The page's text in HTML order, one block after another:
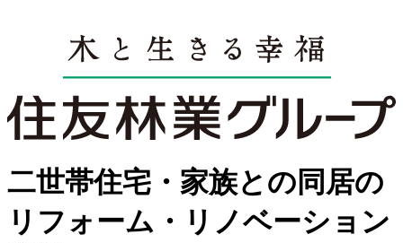
二世帯住宅・家族との同居の
リフォーム・リノベーション